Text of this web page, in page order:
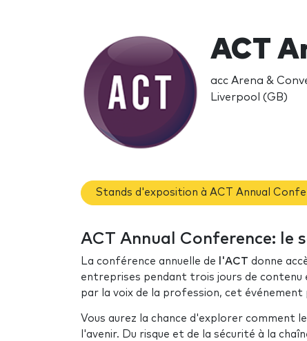
ACT
acc Arena &
Liverpool (GB)
Stands d'exposition à ACT Annual
ACT Annual Conference: le
La conférence annuelle de l'ACT donne
entreprises pendant trois jours de contenu
par la voix de la profession, cet
Vous aurez la chance d'explorer comment
l'avenir. Du risque et de la sécurité à la